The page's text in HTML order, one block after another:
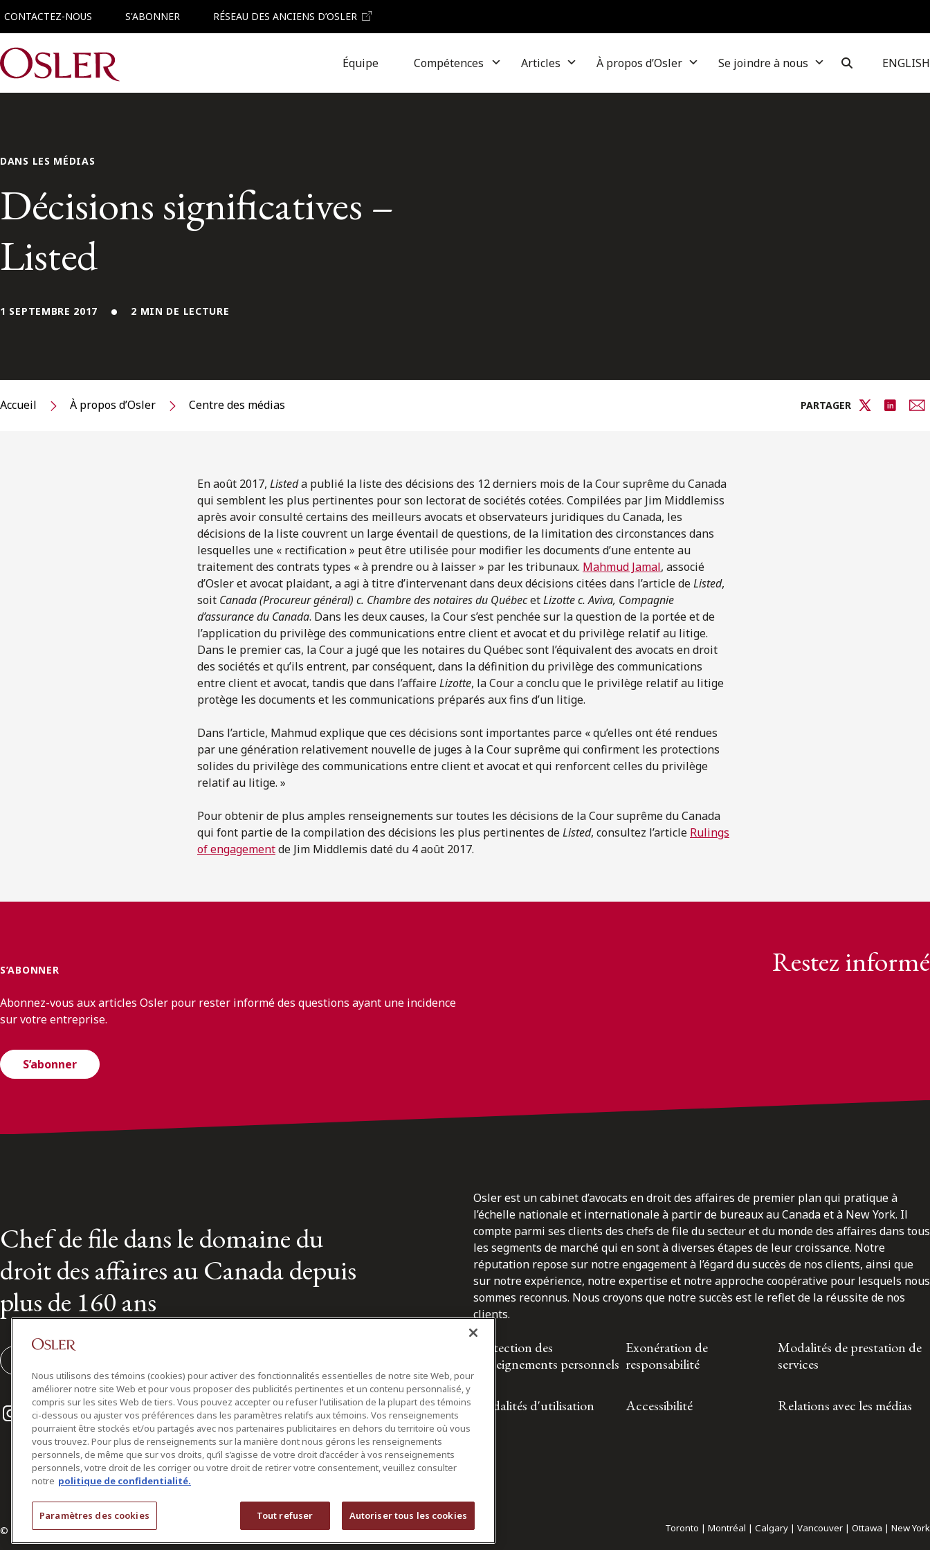
CONTACTEZ-NOUS S'ABONNER RÉSEAU DES ANCIENS D’OSLER
Main Navigation Équipe Compétences Articles À propos d’Osler Se joindre à nous ENGLISH
DANS LES MÉDIAS
Décisions significatives –
Listed
1 SEPTEMBRE 2017 2 MIN DE LECTURE
Accueil À propos d’Osler Centre des médias PARTAGER
En août 2017, Listeda publié la liste des décisions des 12 derniers mois de la Cour suprême du Canada
qui semblent les plus pertinentes pour son lectorat de sociétés cotées. Compilées par Jim Middlemiss
après avoir consulté certains des meilleurs avocats et observateurs juridiques du Canada, les
décisions de la liste couvrent un large éventail de questions, de la limitation des circonstances dans
lesquelles une « rectification » peut être utilisée pour modifier les documents d’une entente au
traitement des contrats types « à prendre ou à laisser » par les tribunaux. Mahmud Jamal, associé
d’Osler et avocat plaidant, a agi à titre d’intervenant dans deux décisions citées dans l’article deListed,
soit Canada (Procureur général) c. Chambre des notaires du QuébecetLizotte c. Aviva, Compagnie
d’assurance du Canada. Dans les deux causes, la Cour s’est penchée sur la question de la portée et de
l’application du privilège des communications entre client et avocat et du privilège relatif au litige.
Dans le premier cas, la Cour a jugé que les notaires du Québec sont l’équivalent des avocats en droit
des sociétés et qu’ils entrent, par conséquent, dans la définition du privilège des communications
entre client et avocat, tandis que dans l’affaireLizotte, la Cour a conclu que le privilège relatif au litige
protège les documents et les communications préparés aux fins d’un litige.
Dans l’article, Mahmud explique que ces décisions sont importantes parce « qu’elles ont été rendues
par une génération relativement nouvelle de juges à la Cour suprême qui confirment les protections
solides du privilège des communications entre client et avocat et qui renforcent celles du privilège
relatif au litige. »
Pour obtenir de plus amples renseignements sur toutes les décisions de la Cour suprême du Canada
qui font partie de la compilation des décisions les plus pertinentes deListed, consultez l’article Rulings
of engagementde Jim Middlemis daté du 4 août 2017.
S’ABONNER Restez informé
Abonnez-vous aux articles Osler pour rester informé des questions ayant une incidence
sur votre entreprise.
S’abonner
Chef de file dans le domaine du
droit des affaires au Canada depuis
plus de 160 ans
Instagram
Twitter
LinkedIn
Osler est un cabinet d’avocats en droit des affaires de premier plan qui pratique à
l’échelle nationale et internationale à partir de bureaux au Canada et à New York. Il
compte parmi ses clients des chefs de file du secteur et du monde des affaires dans tous
les segments de marché qui en sont à diverses étapes de leur croissance. Notre
réputation repose sur notre engagement à l’égard du succès de nos clients, ainsi que
sur notre expérience, notre expertise et notre approche coopérative pour lesquels nous
sommes reconnus. Nous croyons que notre succès est le reflet de la réussite de nos
clients.
Protection des
renseignements personnels
Exonération de
responsabilité
Modalités de prestation de
services
Modalités d'utilisation Accessibilité Relations avec les médias
© 2026 Osler, Hoskin & Harcourt S.E.N.C.R.L./s.r.l. Tous droits réservés Toronto | Montréal | Calgary | Vancouver | Ottawa | New York
Nous utilisons des témoins (cookies) pour activer des fonctionnalités essentielles de notre site Web, pour
améliorer notre site Web et pour vous proposer des publicités pertinentes et un contenu personnalisé, y
compris sur les sites Web de tiers. Vous pouvez accepter ou refuser l’utilisation de la plupart des témoins
ci-dessous ou ajuster vos préférences dans les paramètres relatifs aux témoins. Vos renseignements
pourraient être stockés et/ou partagés avec nos partenaires publicitaires en dehors du territoire où vous
vous trouvez. Pour plus de renseignements sur la manière dont nous gérons les renseignements
personnels, de même que sur vos droits, qu’il s’agisse de votre droit d’accéder à vos renseignements
personnels, votre droit de les corriger ou votre droit de retirer votre consentement, veuillez consulter
notre politique de confidentialité.
Tout refuser Autoriser tous les cookies
Paramètres des cookies